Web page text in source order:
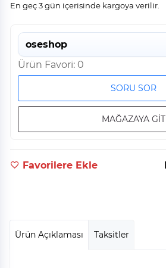
En geç 3 gün içerisinde kargoya verilir.
oseshop
Ürün Favori: 0
SORU SOR
MAĞAZAYA GİT
Favorilere Ekle
Ürün Açıklaması Taksitler